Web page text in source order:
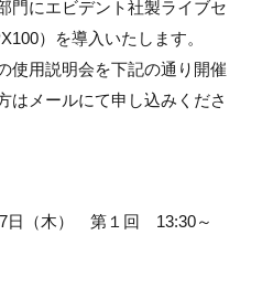
門にエビデント社製ライブセ
）を導入いたします。
使用説明会を下記の通り開催
はメールにて申し込みくださ
（木） 第１回 13:30～